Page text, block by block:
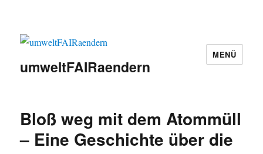
umweltFAIRaendern
MENÜ
Bloß weg mit dem Atommüll
– Eine Geschichte über die